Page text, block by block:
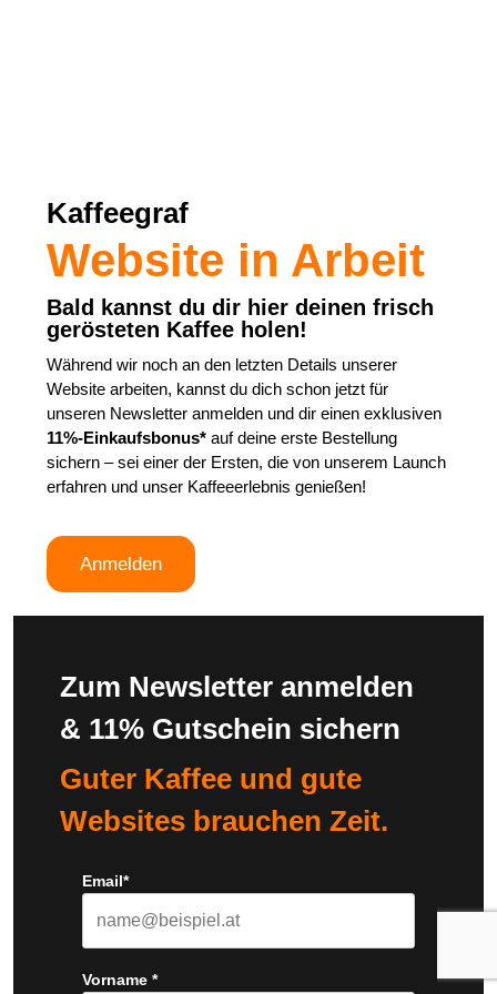
Shop
Account
Blog
Kontakt
A bis Z
Kaffeegraf
Website in Arbeit
Bald kannst du dir hier deinen frisch
gerösteten Kaffee holen!
Während wir noch an den letzten Details unserer
Website arbeiten, kannst du dich schon jetzt für
unseren Newsletter anmelden und dir einen exklusiven
11%-Einkaufsbonus*auf deine erste Bestellung
sichern – sei einer der Ersten, die von unserem Launch
erfahren und unser Kaffeeerlebnis genießen!
Anmelden
Zum Newsletter anmelden
& 11% Gutschein sichern
Guter Kaffee und gute
Websites brauchen Zeit.
Email*
Vorname *